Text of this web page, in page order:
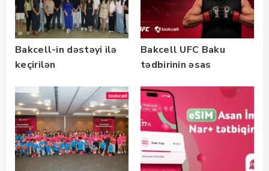
Bakcell-in dəstəyi ilə
keçirilən
Bootcamp” başladı
Bakcell UFC Baku
tədbirinin əsas